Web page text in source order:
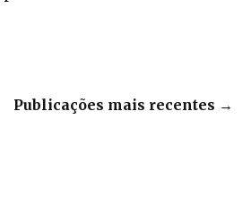
Publicações mais recentes →